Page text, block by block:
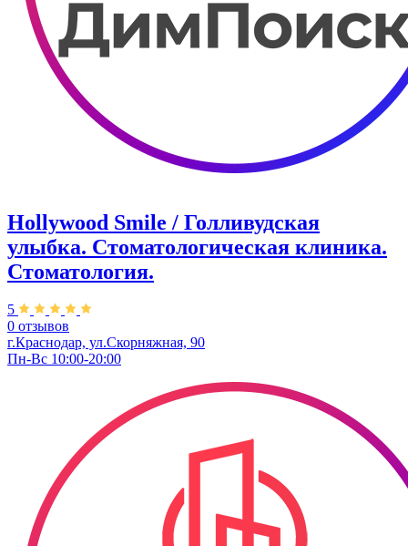
Hollywood Smile / Голливудская
улыбка. Стоматологическая клиника.
Стоматология.
5
0 отзывов
г.Краснодар, ул.Скорняжная, 90​
Пн-Вс 10:00-20:00